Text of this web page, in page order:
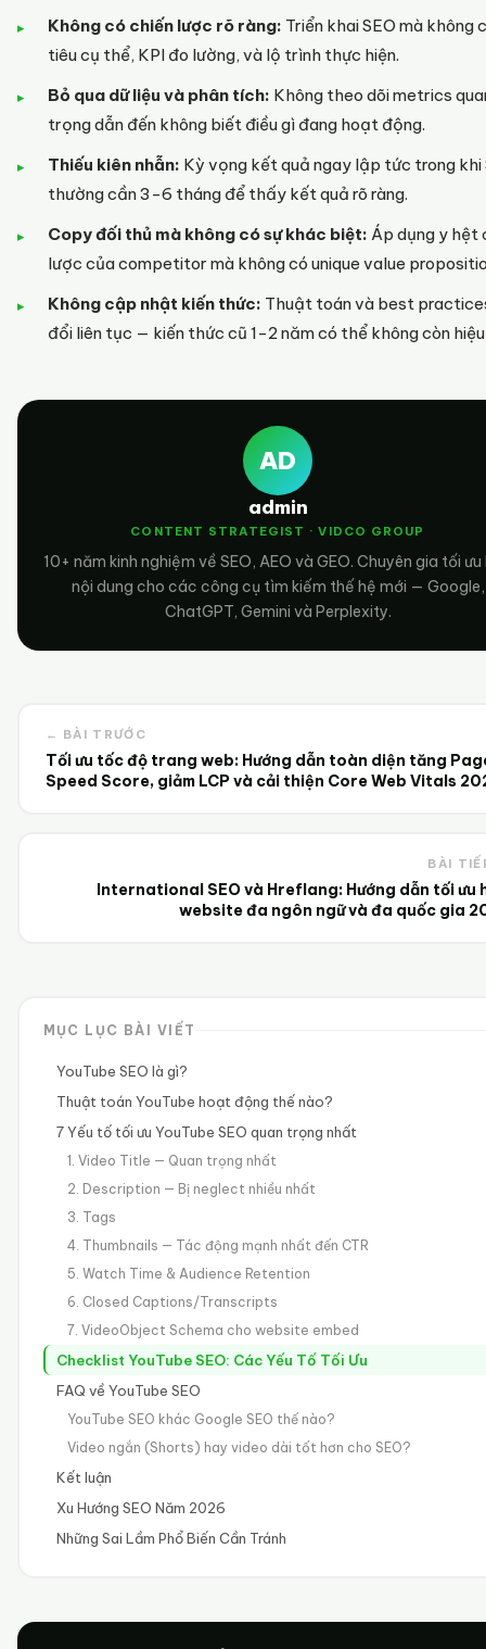
Không có chiến lược rõ ràng: Triển khai SEO mà không
tiêu cụ thể, KPI đo lường, và lộ trình thực hiện.
Bỏ qua dữ liệu và phân tích: Không theo dõi metrics
trọng dẫn đến không biết điều gì đang hoạt động.
Thiếu kiên nhẫn: Kỳ vọng kết quả ngay lập tức trong khi
thường cần 3-6 tháng để thấy kết quả rõ ràng.
Copy đối thủ mà không có sự khác biệt: Áp dụng y hệt
lược của competitor mà không có unique value
Không cập nhật kiến thức: Thuật toán và best
đổi liên tục — kiến thức cũ 1-2 năm có thể không còn
AD
admin
CONTENT STRATEGIST · VIDCO GROUP
10+ năm kinh nghiệm về SEO, AEO và GEO. Chuyên gia tối ưu
nội dung cho các công cụ tìm kiếm thế hệ mới — Google,
ChatGPT, Gemini và Perplexity.
← BÀI TRƯỚC
Tối ưu tốc độ trang web: Hướng dẫn toàn diện tăng
Speed Score, giảm LCP và cải thiện Core Web Vitals
BÀI
International SEO và Hreflang: Hướng dẫn tối ưu
website đa ngôn ngữ và đa quốc gia
MỤC LỤC BÀI VIẾT
YouTube SEO là gì?
Thuật toán YouTube hoạt động thế nào?
7 Yếu tố tối ưu YouTube SEO quan trọng nhất
1. Video Title — Quan trọng nhất
2. Description — Bị neglect nhiều nhất
3. Tags
4. Thumbnails — Tác động mạnh nhất đến CTR
5. Watch Time & Audience Retention
6. Closed Captions/Transcripts
7. VideoObject Schema cho website embed
Checklist YouTube SEO: Các Yếu Tố Tối Ưu
FAQ về YouTube SEO
YouTube SEO khác Google SEO thế nào?
Video ngắn (Shorts) hay video dài tốt hơn cho SEO?
Kết luận
Xu Hướng SEO Năm 2026
Những Sai Lầm Phổ Biến Cần Tránh